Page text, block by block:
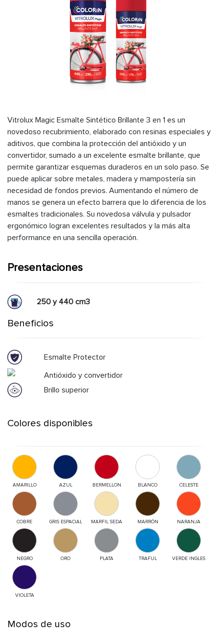
Vitrolux Magic Esmalte Sintético Brillante 3 en 1 es un
novedoso recubrimiento, elaborado con resinas especiales y
aditivos, que combina la protección del antióxido y un
convertidor, sumado a un excelente esmalte brillante, que
permite garantizar esquemas duraderos en un solo paso. Se
puede aplicar sobre metales, madera y mampostería sin
necesidad de fondos previos. Aumentando el número de
manos se genera un efecto barrera que lo diferencia de los
esmaltes tradicionales. Su novedosa válvula y pulsador
ergonómico logran excelentes resultados y la más alta
performance en una sencilla operación.
Presentaciones
250 y 440 cm3
Beneficios
Esmalte Protector
Antióxido y convertidor
Brillo superior
Colores disponibles
AMARILLO AZUL BERMELLON BLANCO CELESTE
COBRE GRIS ESPACIAL MARFIL SEDA MARRÓN NARANJA
NEGRO ORO PLATA TRAFUL VERDE INGLES
VIOLETA
Modos de uso